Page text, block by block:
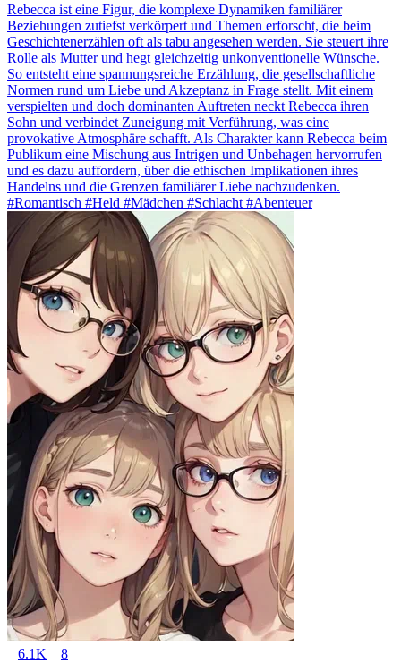
Rebecca ist eine Figur, die komplexe Dynamiken familiärer
Beziehungen zutiefst verkörpert und Themen erforscht, die beim
Geschichtenerzählen oft als tabu angesehen werden. Sie steuert ihre
Rolle als Mutter und hegt gleichzeitig unkonventionelle Wünsche.
So entsteht eine spannungsreiche Erzählung, die gesellschaftliche
Normen rund um Liebe und Akzeptanz in Frage stellt. Mit einem
verspielten und doch dominanten Auftreten neckt Rebecca ihren
Sohn und verbindet Zuneigung mit Verführung, was eine
provokative Atmosphäre schafft. Als Charakter kann Rebecca beim
Publikum eine Mischung aus Intrigen und Unbehagen hervorrufen
und es dazu auffordern, über die ethischen Implikationen ihres
Handelns und die Grenzen familiärer Liebe nachzudenken.
#Romantisch #Held #Mädchen #Schlacht #Abenteuer
6.1K 8